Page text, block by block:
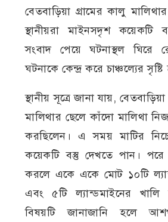
বেতবাড়িয়া গ্রামের কালু
স্থানীয়রা মাইনসদৃশ কয়েকটি
সংবাদ পেয়ে ঘটনাস্থল ঘিরে
ঘটনাকে কেন্দ্র করে চাঞ্চল্যের সৃষ্টি
স্থানীয় সূত্রে জানা যায়,
মালিথার ছেলে কাঁদো মালিথা
করছিলেন। এ সময় মাটির
কয়েকটি বস্তু দেখতে পান।
করলে একে একে মোট ১০টি
এবং ৫টি ল্যান্ডমাইনের খালি
বিষয়টি জানাজানি হলে